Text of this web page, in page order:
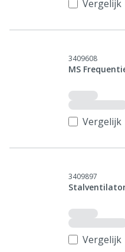
Vergelijk
3409608
MS
Vergelijk
3409897
Stalventilator
Vergelijk